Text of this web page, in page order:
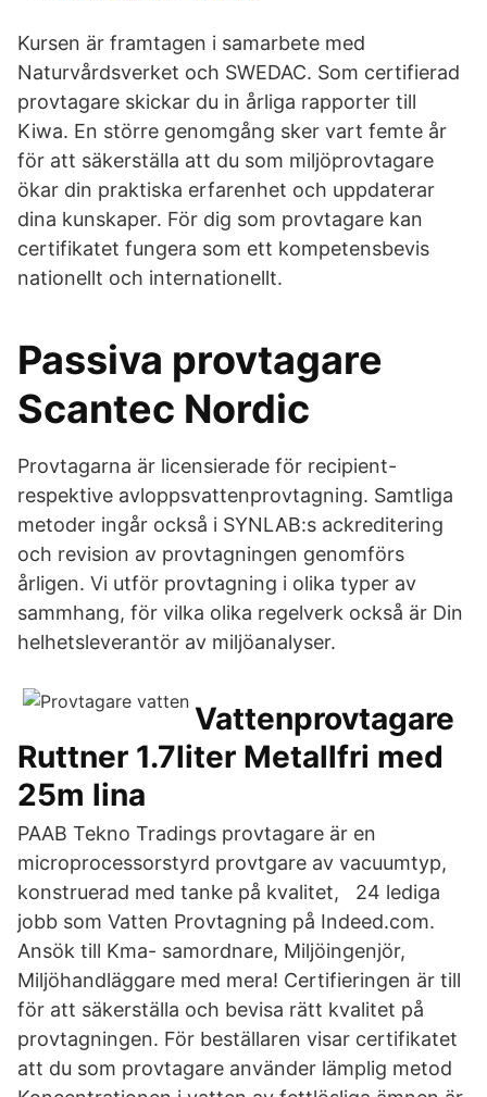
Kursen är framtagen i samarbete med
Naturvårdsverket och SWEDAC. Som certifierad
provtagare skickar du in årliga rapporter till
Kiwa. En större genomgång sker vart femte år
för att säkerställa att du som miljöprovtagare
ökar din praktiska erfarenhet och uppdaterar
dina kunskaper. För dig som provtagare kan
certifikatet fungera som ett kompetensbevis
nationellt och internationellt.
Passiva provtagare
Scantec Nordic
Provtagarna är licensierade för recipient-
respektive avloppsvattenprovtagning. Samtliga
metoder ingår också i SYNLAB:s ackreditering
och revision av provtagningen genomförs
årligen. Vi utför provtagning i olika typer av
sammhang, för vilka olika regelverk också är Din
helhetsleverantör av miljöanalyser.
Vattenprovtagare
Ruttner 1.7liter Metallfri med
25m lina
PAAB Tekno Tradings provtagare är en
microprocessorstyrd provtgare av vacuumtyp,
konstruerad med tanke på kvalitet, 24 lediga
jobb som Vatten Provtagning på Indeed.com.
Ansök till Kma- samordnare, Miljöingenjör,
Miljöhandläggare med mera! Certifieringen är till
för att säkerställa och bevisa rätt kvalitet på
provtagningen. För beställaren visar certifikatet
att du som provtagare använder lämplig metod